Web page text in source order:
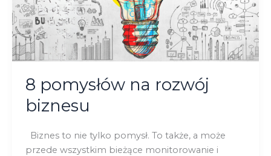
8 pomysłów na rozwój
biznesu
Biznes to nie tylko pomysł. To także, a może
przede wszystkim bieżące monitorowanie i